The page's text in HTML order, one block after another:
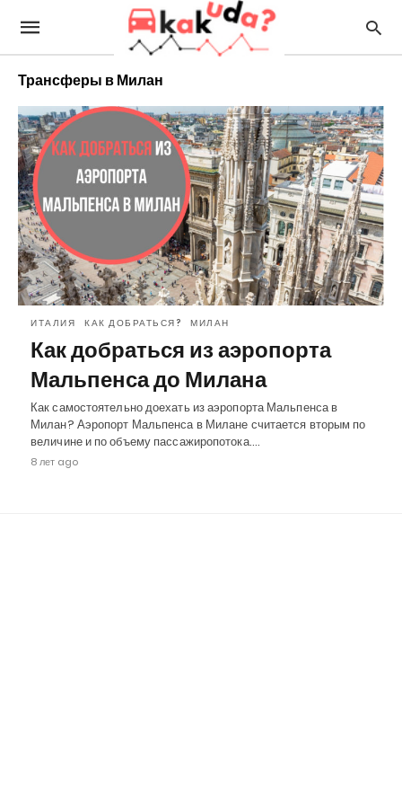
Трансферы в Милан
ИТАЛИЯ КАК ДОБРАТЬСЯ? МИЛАН
Как добраться из аэропорта
Мальпенса до Милана
Как самостоятельно доехать из аэропорта Мальпенса в
Милан? Аэропорт Мальпенса в Милане считается вторым по
величине и по объему пассажиропотока.…
8 лет ago